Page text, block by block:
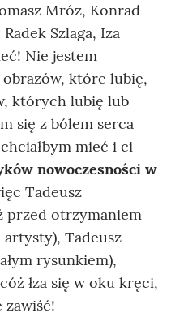
Mróz, Konrad
Szlaga, Iza
Nie jestem
które lubię,
których lubię lub
się z bólem serca
mieć i ci
nowoczesności w
Tadeusz
przed otrzymaniem
Tadeusz
rysunkiem),
łza się w oku kręci,
zawiść!